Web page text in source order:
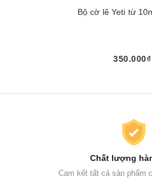
Bộ cờ lê
350.000₫
Chất lượng
Cam kết tất cả sản phẩm